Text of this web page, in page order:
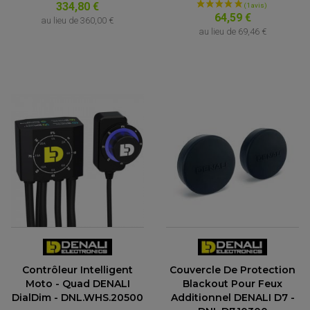
ACCESSOIRES QUAD
BOUCHON DE RÉSERVOIR QUAD
GUIDON QUAD
KIT DÉCO QUAD / SSV
KIT POIGNÉE DE GAZ QUAD
POIGNÉE QUAD
PROTÈGE-MAINS
334,80 €
au lieu de 360,00 € 64,59 €
au lieu de 69,46 €
Contrôleur Intelligent
Moto - Quad DENALI
DialDim - DNL.WHS.20500
Couvercle De Protection
Blackout Pour Feux
Additionnel DENALI D7 -